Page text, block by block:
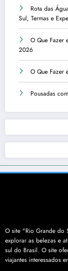
Rota das
Sul, Termas e
O Que Fazer
2026
O Que Fazer
Pousadas
O site "Rio Grande do
explorar as belezas e
sul do Brasil. O site
viajantes interessados